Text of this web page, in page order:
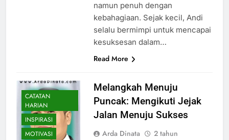
namun penuh dengan
kebahagiaan. Sejak kecil, Andi
selalu bermimpi untuk mencapai
kesuksesan dalam…
Read More
CATATAN
HARIAN
INSPIRASI
MOTIVASI
Melangkah Menuju
Puncak: Mengikuti Jejak
Jalan Menuju Sukses
Arda Dinata
2 tahun